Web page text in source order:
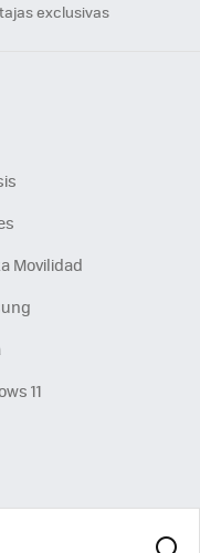
exclusivas
Movilidad
11